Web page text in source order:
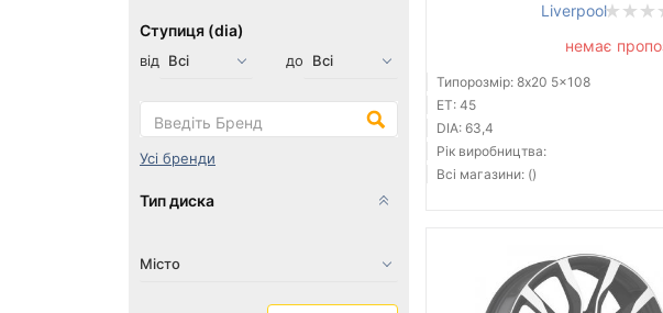
Liverpool
немає
Типорозмір: 8x20 5x108
ET: 45
DIA: 63,4
Рік виробництва:
Всі магазини: ()
Ступиця (dia)
від до
Усі бренди
Тип диска